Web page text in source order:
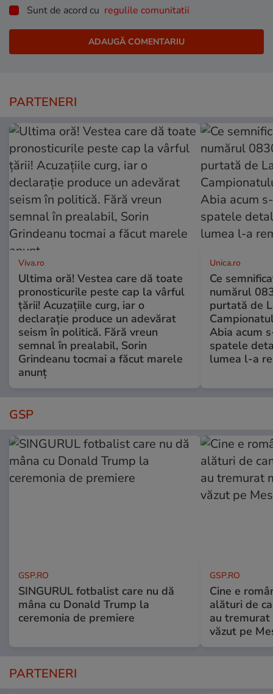
Sunt de acord cu regulile comunitatii
PARTENERI
Viva.ro
Ultima oră! Vestea care dă toate
pronosticurile peste cap la vârful
țării! Acuzațiile curg, iar o
declarație produce un adevărat
seism în politică. Fără vreun
semnal în prealabil, Sorin
Grindeanu tocmai a făcut marele
anunț
Unica.ro
Ce
numărul
purtată de
Abia acum
spatele
lumea l-a
GSP
GSP.RO
SINGURUL fotbalist care nu dă
mâna cu Donald Trump la
ceremonia de premiere
GSP.RO
Cine e
alături de
au
văzut pe
PARTENERI